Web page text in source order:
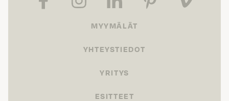
MYYMÄLÄT
YHTEYSTIEDOT
YRITYS
ESITTEET